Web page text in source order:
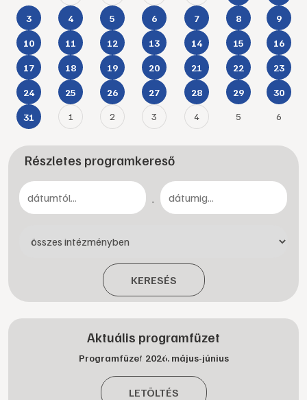
3 4 5 6 7 8 9
10 11 12 13 14 15 16
17 18 19 20 21 22 23
24 25 26 27 28 29 30
31 1 2 3 4 5 6
Részletes programkereső
-
KERESÉS
Aktuális programfüzet
Programfüzet 2026. május-június
LETÖLTÉS